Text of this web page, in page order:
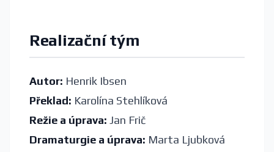
Realizační tým
Autor: Henrik Ibsen
Překlad: Karolína Stehlíková
Režie a úprava: Jan Frič
Dramaturgie a úprava: Marta Ljubková